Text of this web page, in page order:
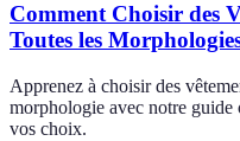
Comment Choisir des
Toutes les
Apprenez à choisir des
morphologie avec notre
vos choix.